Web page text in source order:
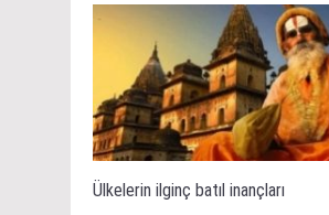
Ülkelerin ilginç batıl inançları